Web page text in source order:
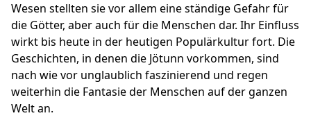
Wesen stellten sie vor allem eine ständige Gefahr für
die Götter, aber auch für die Menschen dar. Ihr Einfluss
wirkt bis heute in der heutigen Populärkultur fort. Die
Geschichten, in denen die Jötunn vorkommen, sind
nach wie vor unglaublich faszinierend und regen
weiterhin die Fantasie der Menschen auf der ganzen
Welt an.